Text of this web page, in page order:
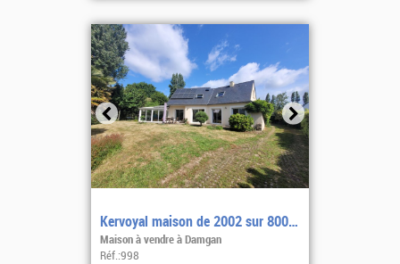
Kervoyal maison de 2002 sur 800m2 3 chambres
Maison à vendre à Damgan
Réf.:998